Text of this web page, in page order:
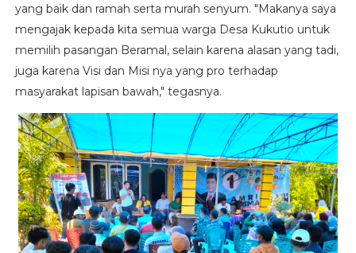
yang baik dan ramah serta murah senyum. "Makanya saya
mengajak kepada kita semua warga Desa Kukutio untuk
memilih pasangan Beramal, selain karena alasan yang tadi,
juga karena Visi dan Misi nya yang pro terhadap
masyarakat lapisan bawah," tegasnya.